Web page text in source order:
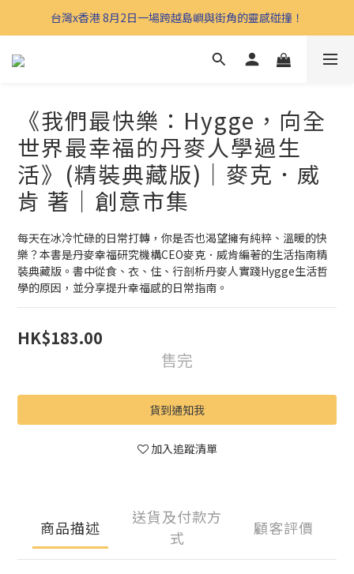
台灣x香港 8月2日一場跨越島嶼與街角的靈感碰撞！
《我們最快樂：Hygge，向全
世界最幸福的丹麥人學過生
活》(精裝典藏版)｜麥克．威
肯 著｜創意市集
每天在冰冷忙碌的日常打轉，你是否也渴望擁有純粹、溫暖的快
樂？本書是丹麥幸福研究機構CEO麥克．威肯編著的生活指南精
裝典藏版。書中從食、衣、住、行剖析丹麥人實踐Hygge生活哲
學的原因，並分享提升幸福感的日常指南。
HK$183.00
售完
貨到通知我
加入追蹤清單
商品描述
送貨及付款方
式
顧客評價